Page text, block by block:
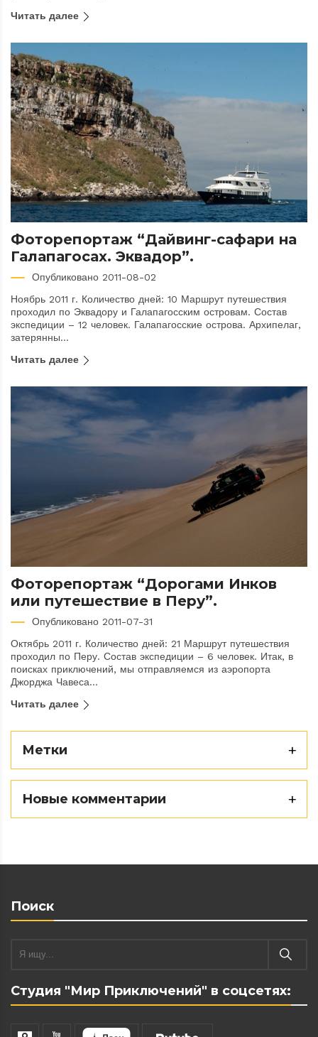
Читать далее
Фоторепортаж “Дайвинг-сафари на
Галапагосах. Эквадор”.
Опубликовано 2011-08-02
Ноябрь 2011 г. Количество дней: 10 Маршрут путешествия
проходил по Эквадору и Галапагосским островам. Состав
экспедиции – 12 человек. Галапагосские острова. Архипелаг,
затерянны...
Читать далее
Фоторепортаж “Дорогами Инков
или путешествие в Перу”.
Опубликовано 2011-07-31
Октябрь 2011 г. Количество дней: 21 Маршрут путешествия
проходил по Перу. Состав экспедиции – 6 человек. Итак, в
поисках приключений, мы отправляемся из аэропорта
Джорджа Чавеса...
Читать далее
Метки
Новые комментарии
Студия "Мир Приключений" в соцсетях:
Поиск